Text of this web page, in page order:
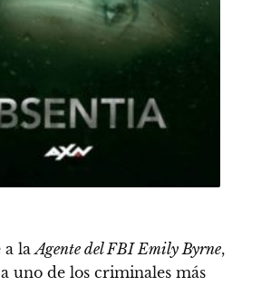
a laAgente del FBI Emily Byrne,
uno de los criminales más